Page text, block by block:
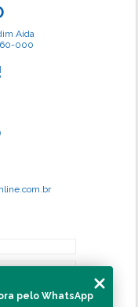
Aida
000
pelo WhatsApp